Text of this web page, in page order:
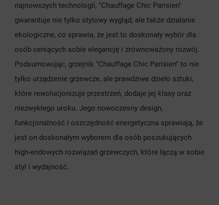
najnowszych technologii, "Chauffage Chic Parisien"
gwarantuje nie tylko stylowy wygląd, ale także działanie
ekologiczne, co sprawia, że jest to doskonały wybór dla
osób ceniących sobie elegancję i zrównoważony rozwój.
Podsumowując, grzejnik "Chauffage Chic Parisien" to nie
tylko urządzenie grzewcze, ale prawdziwe dzieło sztuki,
które rewolucjonizuje przestrzeń, dodaje jej klasy oraz
niezwykłego uroku. Jego nowoczesny design,
funkcjonalność i oszczędność energetyczna sprawiają, że
jest on doskonałym wyborem dla osób poszukujących
high-endowych rozwiązań grzewczych, które łączą w sobie
styl i wydajność.